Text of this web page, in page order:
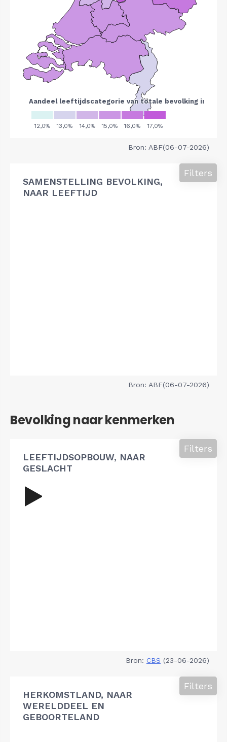
Bron: ABF(06-07-2026)
SAMENSTELLING BEVOLKING,
NAAR LEEFTIJD
Filters
Bron: ABF(06-07-2026)
Bevolking naar kenmerken
LEEFTIJDSOPBOUW, NAAR
GESLACHT
Filters
Bron: CBS (23-06-2026)
HERKOMSTLAND, NAAR
WERELDDEEL EN
GEBOORTELAND
Filters